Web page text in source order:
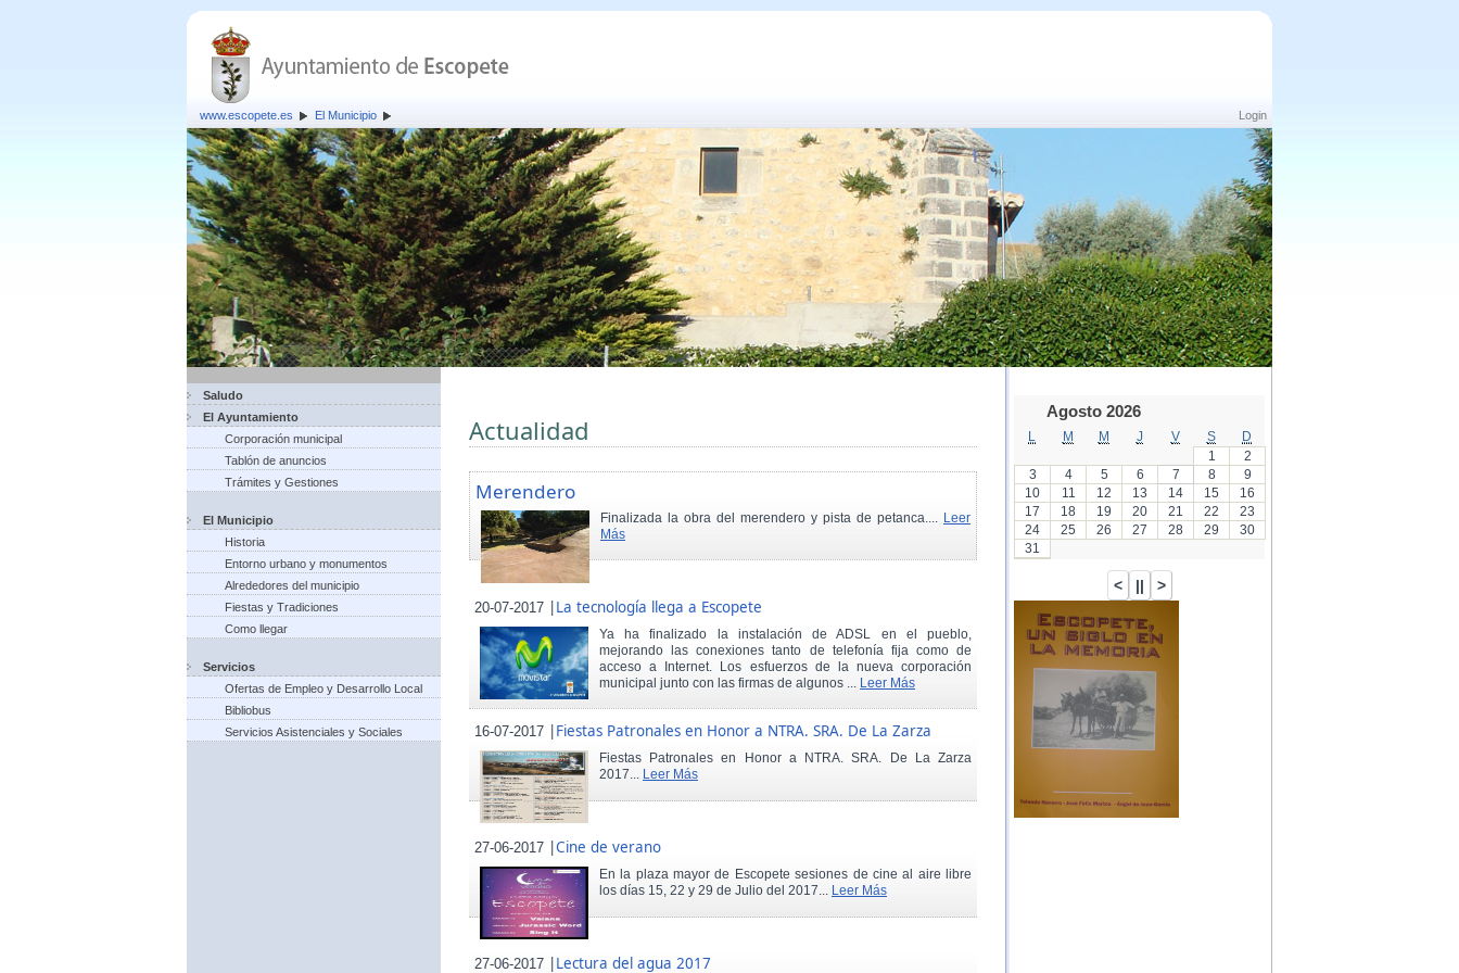
Login
www.escopete.es El Municipio
Saludo
El Ayuntamiento
Corporación municipal
Tablón de anuncios
Trámites y Gestiones
El Municipio
Historia
Entorno urbano y monumentos
Alrededores del municipio
Fiestas y Tradiciones
Como llegar
Servicios
Ofertas de Empleo y Desarrollo Local
Bibliobus
Servicios Asistenciales y Sociales
Actualidad
Merendero
Finalizada la obra del merendero y pista de petanca.... Leer
Más
20-07-2017 |La tecnología llega a Escopete
Ya ha finalizado la instalación de ADSL en el pueblo,
mejorando las conexiones tanto de telefonía fija como de
acceso a Internet. Los esfuerzos de la nueva corporación
municipal junto con las firmas de algunos ... Leer Más
16-07-2017 |Fiestas Patronales en Honor a NTRA. SRA. De La Zarza
Fiestas Patronales en Honor a NTRA. SRA. De La Zarza
2017... Leer Más
27-06-2017 |Cine de verano
En la plaza mayor de Escopete sesiones de cine al aire libre
los días 15, 22 y 29 de Julio del 2017... Leer Más
27-06-2017 |Lectura del agua 2017
Agosto 2026
M M J V S
D
1
2
3
4 5 6 7 8
9
10
11 12 13 14 15
16
17
18 19 20 21 22
23
24
25 26 27 28 29
30
31